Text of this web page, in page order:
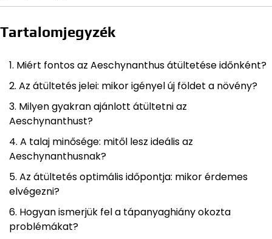
Tartalomjegyzék
Miért fontos az Aeschynanthus átültetése időnként?
Az átültetés jelei: mikor igényel új földet a növény?
Milyen gyakran ajánlott átültetni az
Aeschynanthust?
A talaj minősége: mitől lesz ideális az
Aeschynanthusnak?
Az átültetés optimális időpontja: mikor érdemes
elvégezni?
Hogyan ismerjük fel a tápanyaghiány okozta
problémákat?